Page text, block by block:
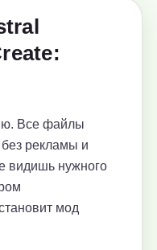
Все файлы
рекламы и
видишь нужного
мод